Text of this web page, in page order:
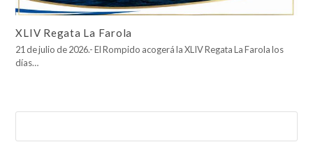
XLIV Regata La Farola
21 de julio de 2026.- El Rompido acogerá la XLIV Regata La Farola los
días…